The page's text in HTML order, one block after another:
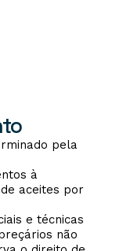
pela
à
aceites por
e técnicas
não